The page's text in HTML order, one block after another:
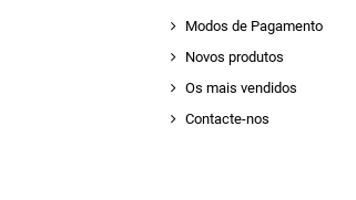
Modos de Pagamento
Novos produtos
Os mais vendidos
Contacte-nos